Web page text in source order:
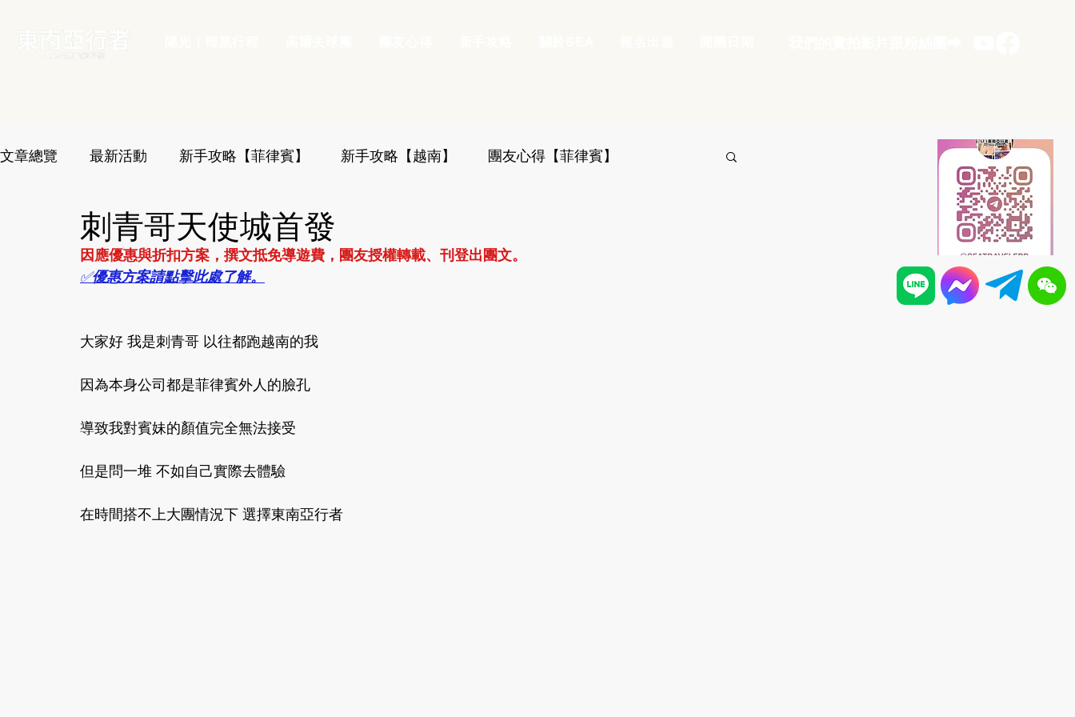
文章總覽 最新活動 新手攻略【菲律賓】 新手攻略【越南】 團友心得【菲律賓】
團友心得【越南】 新手攻略【印尼】
刺青哥天使城首發
因應優惠與折扣方案，撰文抵免導遊費，團友授權轉載、刊登出團文。
✅優惠方案請點擊此處了解。
大家好 我是刺青哥 以往都跑越南的我
因為本身公司都是菲律賓外人的臉孔
導致我對賓妹的顏值完全無法接受
但是問一堆 不如自己實際去體驗
在時間搭不上大團情況下 選擇東南亞行者